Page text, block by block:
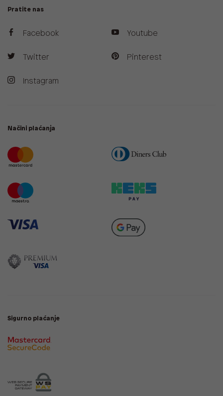
Pratite nas
Facebook
Twitter
Instagram
Youtube
Pinterest
Načini plaćanja
Sigurno plaćanje